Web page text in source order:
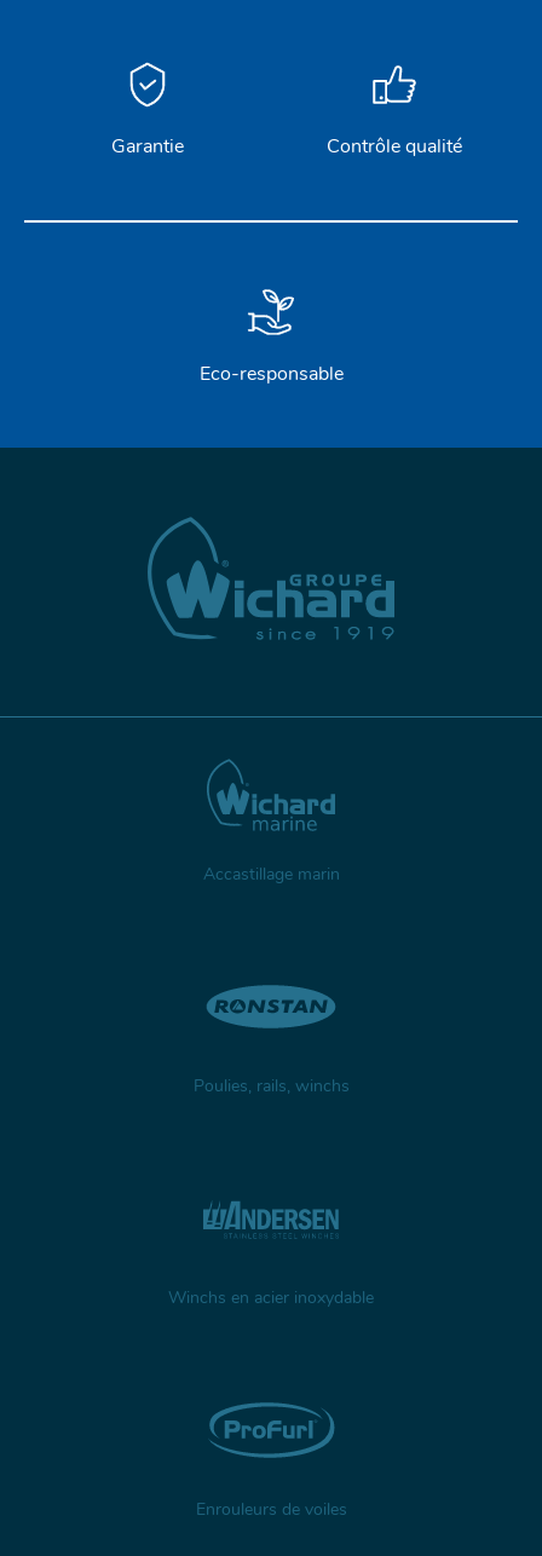
Garantie Contrôle qualité
Eco-responsable
Accastillage marin
Poulies, rails, winchs
Winchs en acier inoxydable
Enrouleurs de voiles